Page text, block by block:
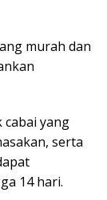
murah dan
cabai yang
serta
14 hari.